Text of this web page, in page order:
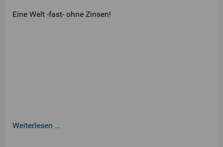
Eine Welt -fast- ohne Zinsen!
Weiterlesen …